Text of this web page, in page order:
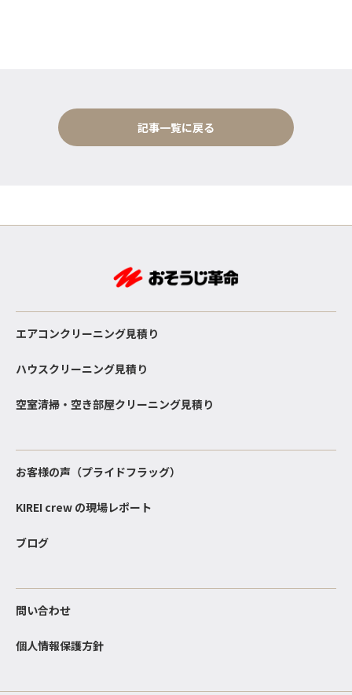
記事一覧に戻る
エアコンクリーニング見積り
ハウスクリーニング見積り
空室清掃・空き部屋クリーニング見積り
お客様の声（プライドフラッグ）
KIREI crew の現場レポート
ブログ
問い合わせ
個人情報保護方針